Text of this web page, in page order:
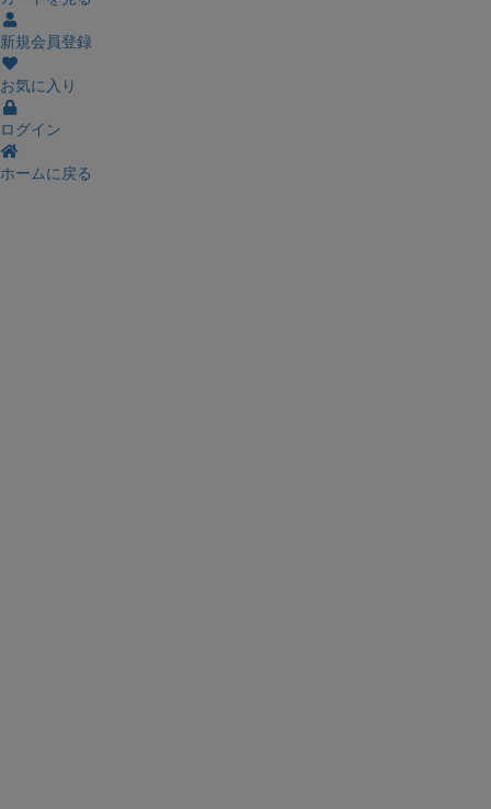
新規会員登録
お気に入り
ログイン
ホームに戻る